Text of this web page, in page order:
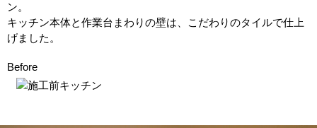
キッチン本体と作業台まわりの壁は、こだわりのタイルで仕上
げました。
Before